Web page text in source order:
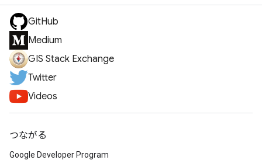
GitHub
Medium
GIS Stack Exchange
Twitter
Videos
つながる
Google Developer Program